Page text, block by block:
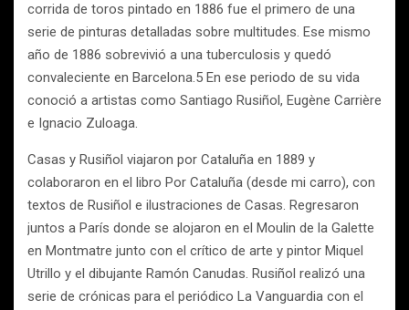
corrida de toros pintado en 1886 fue el primero de una
serie de pinturas detalladas sobre multitudes. Ese mismo
año de 1886 sobrevivió a una tuberculosis y quedó
convaleciente en Barcelona.5 En ese periodo de su vida
conoció a artistas como Santiago Rusiñol, Eugène Carrière
e Ignacio Zuloaga.
Casas y Rusiñol viajaron por Cataluña en 1889 y
colaboraron en el libro Por Cataluña (desde mi carro), con
textos de Rusiñol e ilustraciones de Casas. Regresaron
juntos a París donde se alojaron en el Moulin de la Galette
en Montmatre junto con el crítico de arte y pintor Miquel
Utrillo y el dibujante Ramón Canudas. Rusiñol realizó una
serie de crónicas para el periódico La Vanguardia con el